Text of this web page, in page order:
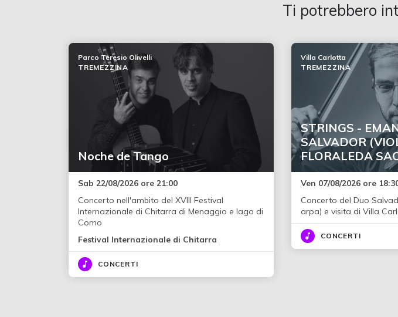
Ti potrebbero
Noche de Tango
Parco Teresio Olivelli
TREMEZZINA
Sab 22/08/2026 ore 21:00
Concerto nell'ambito del XVIII Festival
Internazionale di Chitarra di Menaggio e lago di
Como
Festival Internazionale di Chitarra
CONCERTI
STRINGS -
SALVADOR
FLORALEDA
Villa Carlotta
TREMEZZINA
Ven 07/08/2026 ore
Concerto del Duo
arpa) e visita di Villa
CONCERTI